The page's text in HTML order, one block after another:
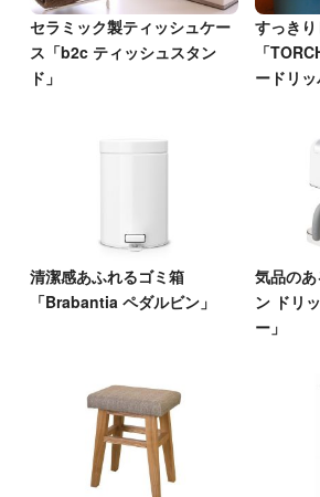
セラミック製ティッシュケー
ス「b2c ティッシュスタン
ド」
すっき
「
ードリッ
清潔感あふれるゴミ箱
「Brabantia ペダルビン」
気品の
ン ドリ
ー」